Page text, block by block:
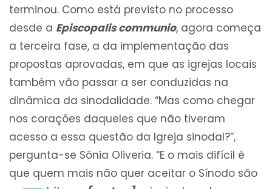
terminou. Como está previsto no processo
desde a Episcopalis communio, agora começa
a terceira fase, a da implementação das
propostas aprovadas, em que as igrejas locais
também vão passar a ser conduzidas na
dinâmica da sinodalidade. “Mas como chegar
nos corações daqueles que não tiveram
acesso a essa questão da Igreja sinodal?”,
pergunta-se Sônia Oliveria. “E o mais difícil é
que quem mais não quer aceitar o Sínodo são